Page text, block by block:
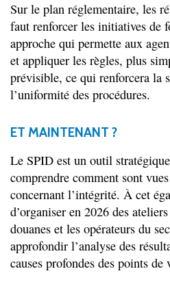
Sur le plan réglementaire, les
faut renforcer les initiatives de
approche qui permette aux
et appliquer les règles, plus
prévisible, ce qui renforcera la
l’uniformité des procédures.
ET MAINTENANT ?
Le SPID est un outil
comprendre comment sont
concernant l’intégrité. À cet
d’organiser en 2026 des
douanes et les opérateurs du
approfondir l’analyse des
causes profondes des points de